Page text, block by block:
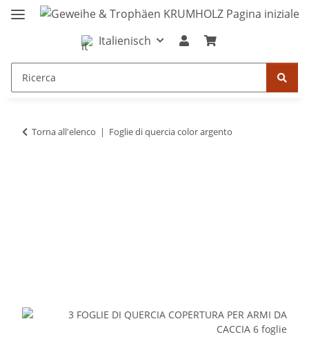
Italienisch
Torna all'elenco Foglie di quercia color argento